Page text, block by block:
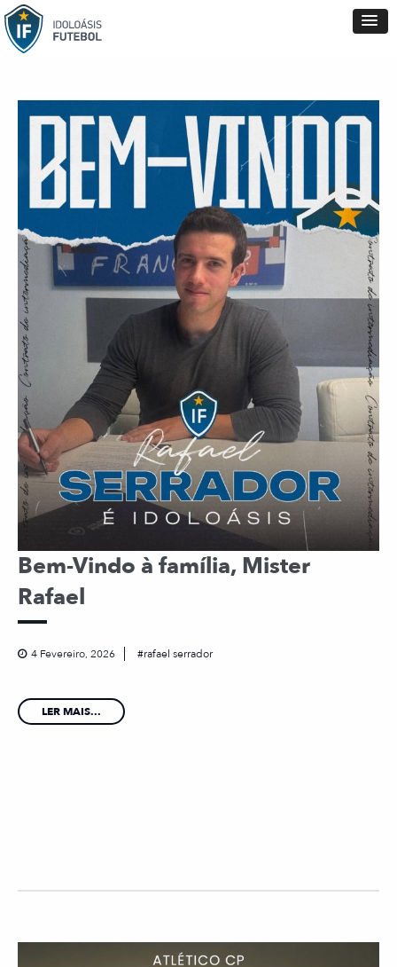
Bem-Vindo à família, Mister
Rafael
4 Fevereiro, 2026 rafael serrador
LER MAIS...